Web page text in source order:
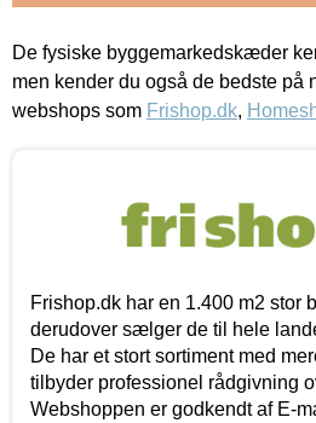
De fysiske byggemarkedskæder
men kender du også de bedste på
webshops som Frishop.dk,
Frishop.dk har en 1.400 m2 stor
derudover sælger de til hele
De har et stort sortiment med
tilbyder professionel rådgivning
Webshoppen er godkendt af E-